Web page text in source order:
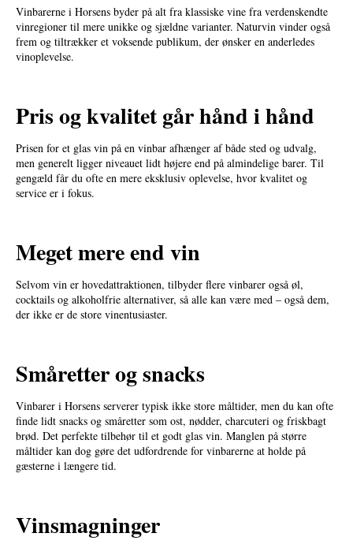
Vinbarerne i Horsens byder på alt fra klassiske vine fra verdenskendte
vinregioner til mere unikke og sjældne varianter. Naturvin vinder også
frem og tiltrækker et voksende publikum, der ønsker en anderledes
vinoplevelse.
Pris og kvalitet går hånd i hånd
Prisen for et glas vin på en vinbar afhænger af både sted og udvalg,
men generelt ligger niveauet lidt højere end på almindelige barer. Til
gengæld får du ofte en mere eksklusiv oplevelse, hvor kvalitet og
service er i fokus.
Meget mere end vin
Selvom vin er hovedattraktionen, tilbyder flere vinbarer også øl,
cocktails og alkoholfrie alternativer, så alle kan være med – også dem,
der ikke er de store vinentusiaster.
Småretter og snacks
Vinbarer i Horsens serverer typisk ikke store måltider, men du kan ofte
finde lidt snacks og småretter som ost, nødder, charcuteri og friskbagt
brød. Det perfekte tilbehør til et godt glas vin. Manglen på større
måltider kan dog gøre det udfordrende for vinbarerne at holde på
gæsterne i længere tid.
Vinsmagninger